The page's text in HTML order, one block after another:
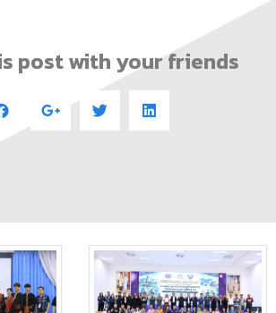
post with your friends